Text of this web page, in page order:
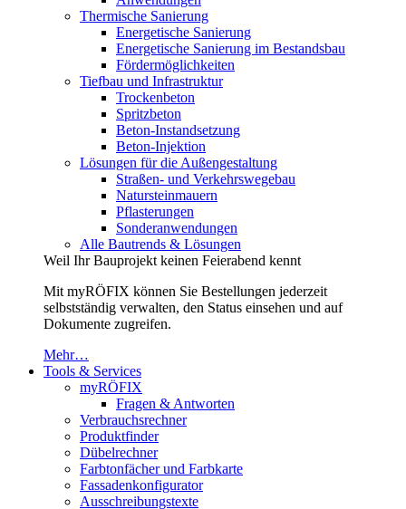
Thermische Sanierung
Energetische Sanierung
Energetische Sanierung im Bestandsbau
Fördermöglichkeiten
Tiefbau und Infrastruktur
Trockenbeton
Spritzbeton
Beton-Instandsetzung
Beton-Injektion
Lösungen für die Außengestaltung
Straßen- und Verkehrswegebau
Natursteinmauern
Pflasterungen
Sonderanwendungen
Alle Bautrends & Lösungen
Weil Ihr Bauprojekt keinen Feierabend kennt
Mit myRÖFIX können Sie Bestellungen jederzeit
selbstständig verwalten, den Status einsehen und auf
Dokumente zugreifen.
Mehr…
Tools & Services
myRÖFIX
Fragen & Antworten
Verbrauchsrechner
Produktfinder
Dübelrechner
Farbtonfächer und Farbkarte
Fassadenkonfigurator
Ausschreibungstexte